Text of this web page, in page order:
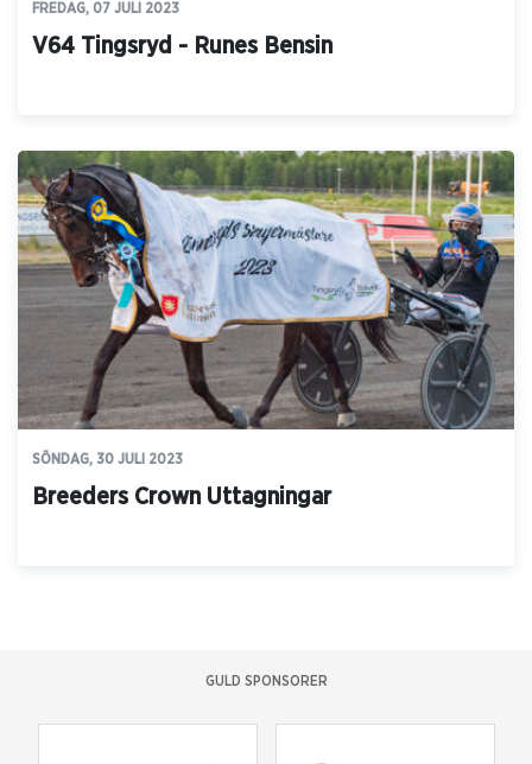
FREDAG, 07 JULI 2023
V64 Tingsryd - Runes Bensin
SÖNDAG, 30 JULI 2023
Breeders Crown Uttagningar
GULD SPONSORER